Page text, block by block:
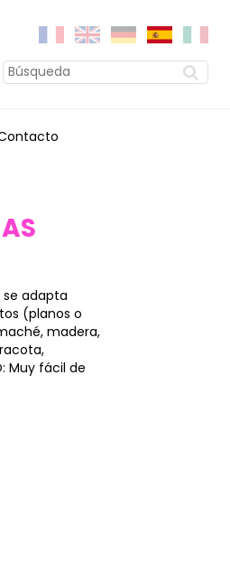
se adapta
(planos o
madera,
Muy fácil de